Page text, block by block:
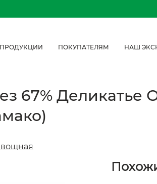
ПРОДУКЦИИ ПОКУПАТЕЛЯМ НАШ
67% Деликатье